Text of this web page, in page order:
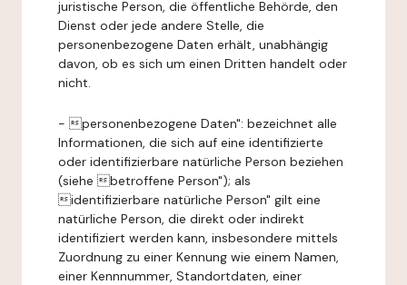
juristische Person, die öffentliche Behörde, den
Dienst oder jede andere Stelle, die
personenbezogene Daten erhält, unabhängig
davon, ob es sich um einen Dritten handelt oder
nicht.
- personenbezogene Daten": bezeichnet alle
Informationen, die sich auf eine identifizierte
oder identifizierbare natürliche Person beziehen
(siehe betroffene Person"); als
identifizierbare natürliche Person" gilt eine
natürliche Person, die direkt oder indirekt
identifiziert werden kann, insbesondere mittels
Zuordnung zu einer Kennung wie einem Namen,
einer Kennnummer, Standortdaten, einer